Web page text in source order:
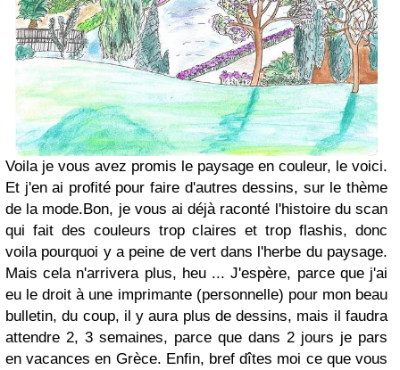
Voila je vous avez promis le paysage en couleur, le voici.
Et j'en ai profité pour faire d'autres dessins, sur le thème
de la mode.Bon, je vous ai déjà raconté l'histoire du scan
qui fait des couleurs trop claires et trop flashis, donc
voila pourquoi y a peine de vert dans l'herbe du paysage.
Mais cela n'arrivera plus, heu ... J'espère, parce que j'ai
eu le droit à une imprimante (personnelle) pour mon beau
bulletin, du coup, il y aura plus de dessins, mais il faudra
attendre 2, 3 semaines, parce que dans 2 jours je pars
en vacances en Grèce. Enfin, bref dîtes moi ce que vous